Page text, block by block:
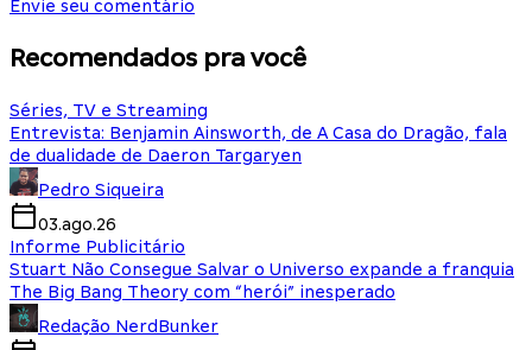
Envie seu comentário
Recomendados pra você
Séries, TV e Streaming
Entrevista: Benjamin Ainsworth, de A Casa do Dragão, fala
de dualidade de Daeron Targaryen
Pedro Siqueira
03.ago.26
Informe Publicitário
Stuart Não Consegue Salvar o Universo expande a franquia
The Big Bang Theory com “herói” inesperado
Redação NerdBunker